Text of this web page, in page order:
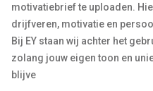
motivatiebrief te uploaden.
drijfveren, motivatie en
Bij EY staan wij achter het
zolang jouw eigen toon en
blijve